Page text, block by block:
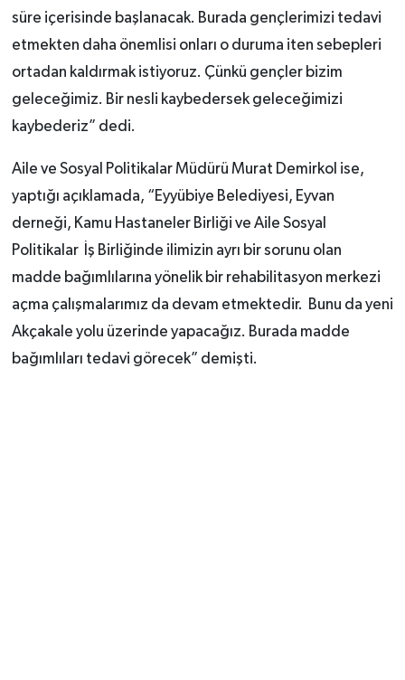
süre içerisinde başlanacak. Burada gençlerimizi tedavi
etmekten daha önemlisi onları o duruma iten sebepleri
ortadan kaldırmak istiyoruz. Çünkü gençler bizim
geleceğimiz. Bir nesli kaybedersek geleceğimizi
kaybederiz” dedi.
Aile ve Sosyal Politikalar Müdürü Murat Demirkol ise,
yaptığı açıklamada, “Eyyübiye Belediyesi, Eyvan
derneği, Kamu Hastaneler Birliği ve Aile Sosyal
Politikalar İş Birliğinde ilimizin ayrı bir sorunu olan
madde bağımlılarına yönelik bir rehabilitasyon merkezi
açma çalışmalarımız da devam etmektedir. Bunu da yeni
Akçakale yolu üzerinde yapacağız. Burada madde
bağımlıları tedavi görecek” demişti.